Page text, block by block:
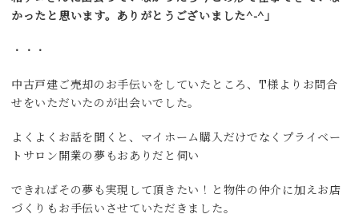
かったと思います。ありがとうございました^-^」
・・・
中古戸建ご売却のお手伝いをしていたところ、T様よりお問合
せをいただいたのが出会いでした。
よくよくお話を聞くと、マイホーム購入だけでなくプライベー
トサロン開業の夢もおありだと伺い
できればその夢も実現して頂きたい！と物件の仲介に加えお店
づくりもお手伝いさせていただきました。